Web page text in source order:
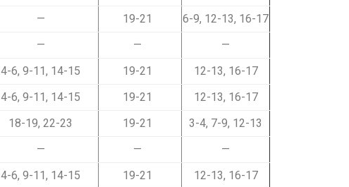
— 19-21
6-9, 12-13, 16-17
— —
—
4-6, 9-11, 14-15 19-21
12-13, 16-17
4-6, 9-11, 14-15 19-21
12-13, 16-17
18-19, 22-23 19-21
3-4, 7-9, 12-13
— —
—
4-6, 9-11, 14-15 19-21
12-13, 16-17